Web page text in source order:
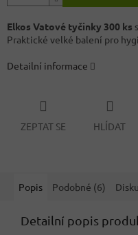
Elkos Vatové tyčinky 300 ks
Praktické velké balení pro
Detailní informace
ZEPTAT SE HLÍDAT
Popis Podobné (6)
Detailní popis